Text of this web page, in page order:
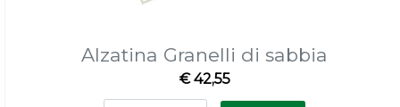
Alzatina Granelli di sabbia
€ 42,55